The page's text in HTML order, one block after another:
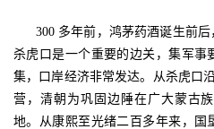
300 多年前，鸿茅药酒诞生前后
杀虎口是一个重要的边关，集军事
集，口岸经济非常发达。从杀虎口
营，清朝为巩固边陲在广大蒙古
地。从康熙至光绪二百多年来，国